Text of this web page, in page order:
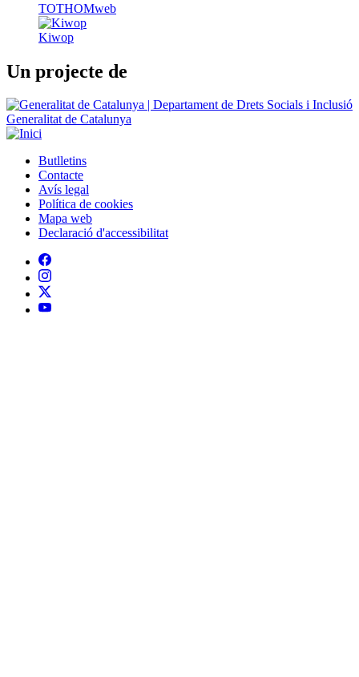
TOTHOMweb
Kiwop
Un projecte de
Generalitat de Catalunya
Peu
Butlletins
Contacte
Avís legal
Política de cookies
Mapa web
Declaració d'accessibilitat